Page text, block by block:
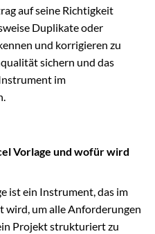
auf seine Richtigkeit
Duplikate oder
und korrigieren zu
sichern und das
im
Vorlage und wofür wird
ist ein Instrument, das im
wird, um alle Anforderungen
Projekt strukturiert zu